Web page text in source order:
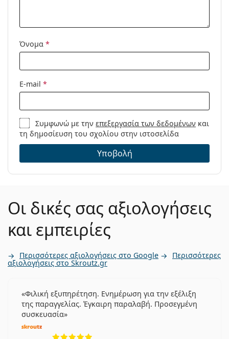
Όνομα *
E-mail *
Συμφωνώ με τηνεπεξεργασία των δεδομένων και
τη δημοσίευση του σχολίου στην ιστοσελίδα
Υποβολή
Οι δικές σας αξιολογήσεις
και εμπειρίες
Περισσότερες αξιολογήσεις στο Google Περισσότερες
αξιολογήσεις στο Skroutz.gr
Φιλική εξυπηρέτηση. Ενημέρωση για την εξέλιξη
της παραγγελίας. Έγκαιρη παραλαβή. Προσεγμένη
συσκευασία